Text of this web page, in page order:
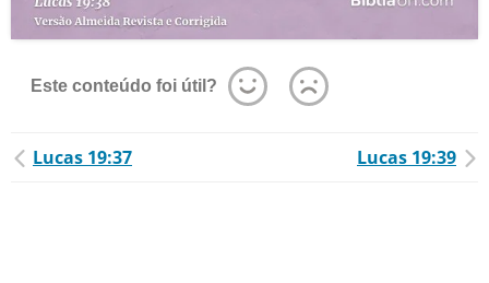
Este conteúdo foi útil?
Lucas 19:37 Lucas 19:39